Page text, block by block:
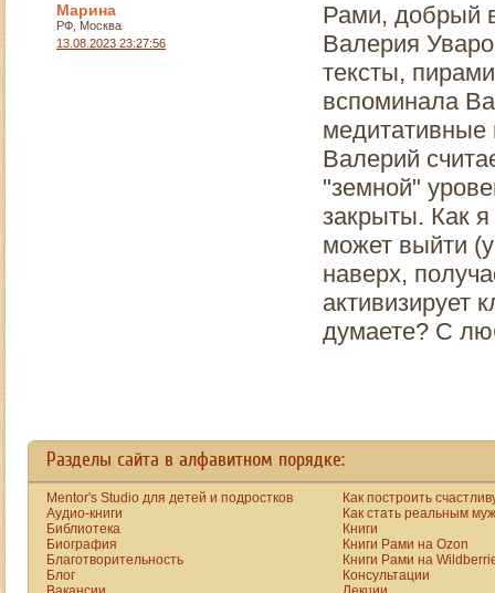
Марина
РФ, Москва
13.08.2023 23:27:56
Рами, добрый
Валерия
тексты,
вспоминала
медитативные
Валерий
"земной"
закрыты. Как
может выйти
наверх,
активизирует
думаете? С
Разделы сайта в алфавитном порядке:
Mentor's Studio для детей и подростков
Аудио-книги
Библиотека
Биография
Благотворительность
Блог
Как построить
Как стать реальным
Книги
Книги Рами на Ozon
Книги Рами на
Консультации